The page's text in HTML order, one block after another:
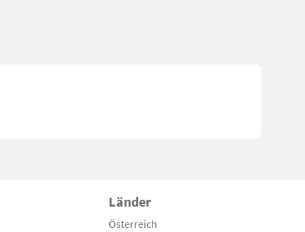
Länder
Österreich